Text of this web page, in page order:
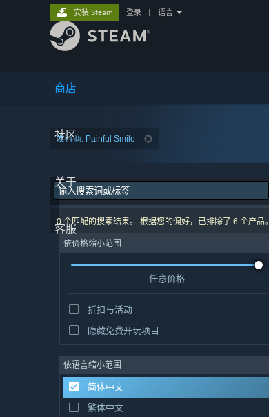
商店
社区
关于
客服
安装 Steam 登录 语言
发行商: Painful Smile
0 个匹配的搜索结果。 根据您的偏好，已排除了 6 个产品。
依价格缩小范围
任意价格
折扣与活动
隐藏免费开玩项目
依语言缩小范围
简体中文
繁体中文